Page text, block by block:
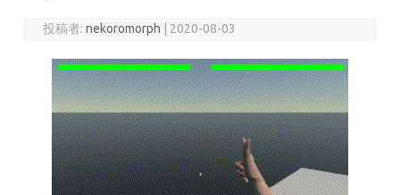
投稿者:nekoromorph 2020-08-03